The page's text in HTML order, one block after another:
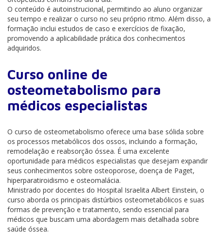
O conteúdo é autoinstrucional, permitindo ao aluno organizar
seu tempo e realizar o curso no seu próprio ritmo. Além disso, a
formação inclui estudos de caso e exercícios de fixação,
promovendo a aplicabilidade prática dos conhecimentos
adquiridos.
Curso online de
osteometabolismo para
médicos especialistas
O curso de osteometabolismo oferece uma base sólida sobre
os processos metabólicos dos ossos, incluindo a formação,
remodelação e reabsorção óssea. É uma excelente
oportunidade para médicos especialistas que desejam expandir
seus conhecimentos sobre osteoporose, doença de Paget,
hiperparatiroidismo e osteomalácia.
Ministrado por docentes do Hospital Israelita Albert Einstein, o
curso aborda os principais distúrbios osteometabólicos e suas
formas de prevenção e tratamento, sendo essencial para
médicos que buscam uma abordagem mais detalhada sobre
saúde óssea.